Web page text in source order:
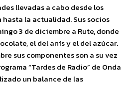
llevadas a cabo desde los
la actualidad. Sus socios
3 de diciembre a Rute, donde
el del anís y el del azúcar.
sus componentes son a su vez
“Tardes de Radio” de Onda
un balance de las